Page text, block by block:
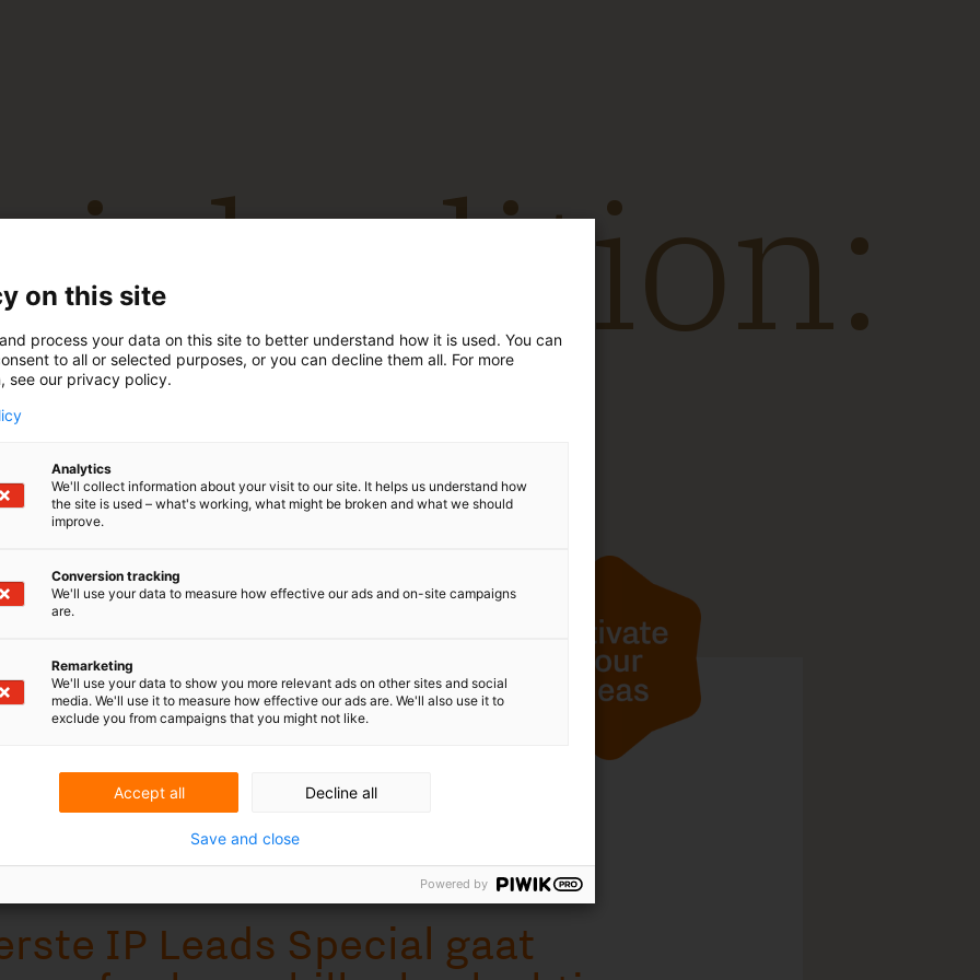
edition:
Special gaat
geschillenbeslechting.
intellectuele-eigendomsrechten leidt tot
moeten worden, is het belangrijk dat
heeft.
is het creëren van waarde voor de houder
bijvoorbeeld via licentie-­inkomsten, door een deel
on this site
process your data on this site to better understand how it is used. You can
to all or selected purposes, or you can decline them all. For more
see our privacy policy.
Analytics
We'll collect information about your visit to our site. It helps us understand how
the site is used – what's working, what might be broken and what we should
improve.
Conversion tracking
We'll use your data to measure how effective our ads and on-site campaigns
are.
Remarketing
We'll use your data to show you more relevant ads on other sites and social
media. We'll use it to measure how effective our ads are. We'll also use it to
exclude you from campaigns that you might not like.
Accept all Decline all
Save and close
Powered by